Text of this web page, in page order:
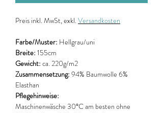
Preis inkl. MwSt, exkl. Versandkosten
Farbe/Muster: Hellgrau/uni
Breite: 155cm
Gewicht: ca. 220g/m2
Zusammensetzung: 94% Baumwolle 6%
Elasthan
Pflegehinweise:
Maschinenwäsche 30°C am besten ohne